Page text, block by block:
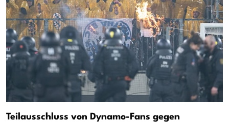
Teilausschluss von Dynamo-Fans gegen